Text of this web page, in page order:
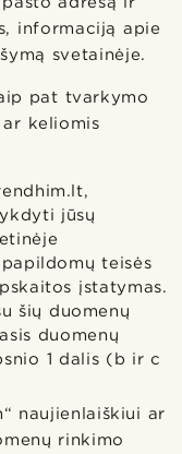
informaciją apie
svetainėje.
pat tvarkymo
keliomis
jūsų
teisės
įstatymas.
šių duomenų
duomenų
1 dalis (b ir c
naujienlaiškiui ar
rinkimo